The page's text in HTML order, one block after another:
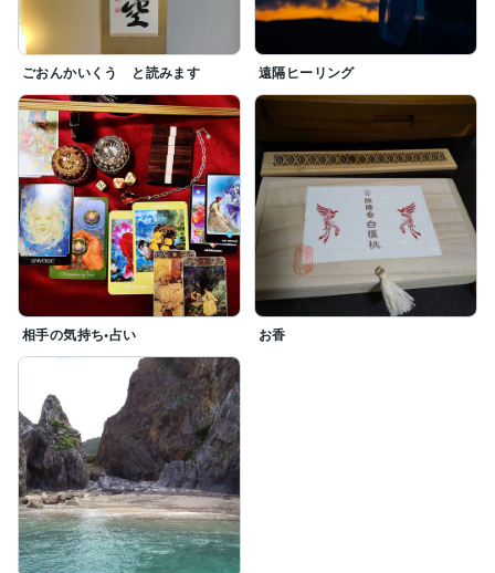
ごおんかいくう と読みます 遠隔ヒーリング
相手の気持ち•占い お香